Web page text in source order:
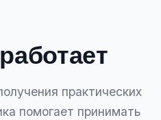
практических
помогает принимать